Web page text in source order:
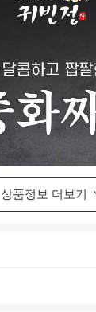
상품정보 더보기